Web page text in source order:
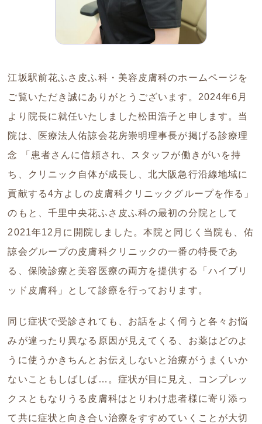
江坂駅前花ふさ皮ふ科・美容皮膚科のホームページを
ご覧いただき誠にありがとうございます。2024年6月
より院長に就任いたしました松田浩子と申します。当
院は、医療法人佑諒会花房崇明理事長が掲げる診療理
念 「患者さんに信頼され、スタッフが働きがいを持
ち、クリニック自体が成長し、北大阪急行沿線地域に
貢献する4方よしの皮膚科クリニックグループを作る」
のもと、千里中央花ふさ皮ふ科の最初の分院として
2021年12月に開院しました。本院と同じく当院も、佑
諒会グループの皮膚科クリニックの一番の特長であ
る、保険診療と美容医療の両方を提供する「ハイブリ
ッド皮膚科」として診療を行っております。
同じ症状で受診されても、お話をよく伺うと各々お悩
みが違ったり異なる原因が見えてくる、お薬はどのよ
うに使うかきちんとお伝えしないと治療がうまくいか
ないこともしばしば…。症状が目に見え、コンプレッ
クスともなりうる皮膚科はとりわけ患者様に寄り添っ
て共に症状と向き合い治療をすすめていくことが大切